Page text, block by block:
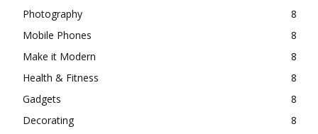
Photography
8
Mobile Phones
8
Make it Modern
8
Health & Fitness
8
Gadgets
8
Decorating
8